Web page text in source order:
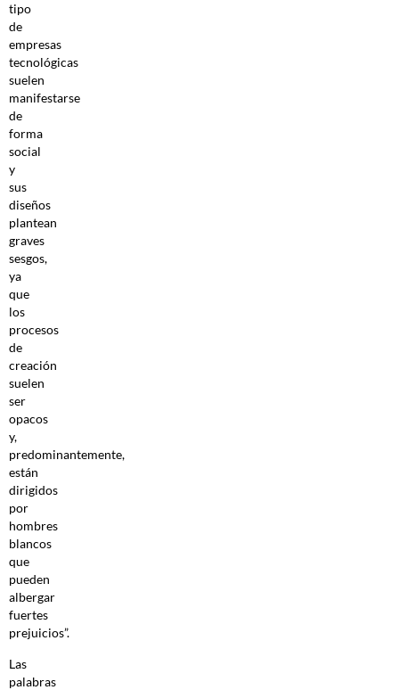
tipo
de
empresas
tecnológicas
suelen
manifestarse
de
forma
social
y
sus
diseños
plantean
graves
sesgos,
ya
que
los
procesos
de
creación
suelen
ser
opacos
y,
predominantemente,
están
dirigidos
por
hombres
blancos
que
pueden
albergar
fuertes
prejuicios”.
Las
palabras